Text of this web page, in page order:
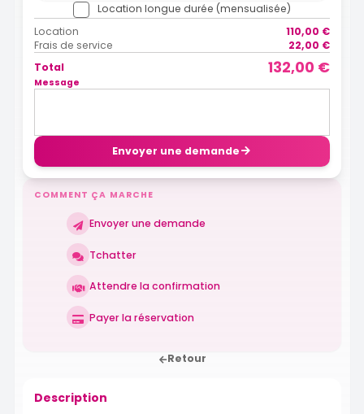
Location longue durée (mensualisée)
Location
110,00 €
Frais de service
22,00 €
Total
132,00 €
Message
Envoyer une demande
COMMENT ÇA MARCHE
Envoyer une demande
Tchatter
Attendre la confirmation
Payer la réservation
Retour
Description